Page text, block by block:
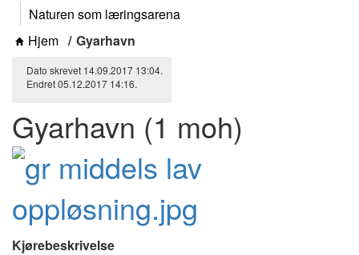
Naturen som læringsarena
Hjem Gyarhavn
Dato skrevet 14.09.2017 13:04.
Endret05.12.2017 14:16.
Gyarhavn (1 moh)
Kjørebeskrivelse